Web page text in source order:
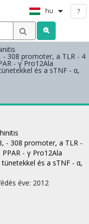
hu ?
- 308 promoter, a TLR - 4
- γ Pro12Ala
és a sTNF - α,
- 308 promoter, a TLR -
- γ Pro12Ala
és a sTNF - α,
éve: 2012